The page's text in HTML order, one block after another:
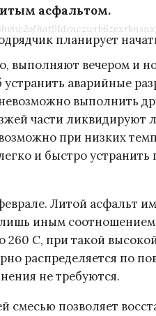
асфальтом.
планирует
выполняют вечером и
аварийные
выполнить
части ликвидируют
при низких
и быстро устранить
Литой асфальт
лишь иным
260 С, при такой
распределяется по
не требуются.
позволяет